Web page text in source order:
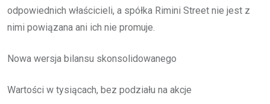
odpowiednich właścicieli, a spółka Rimini Street nie jest z
nimi powiązana ani ich nie promuje.
Nowa wersja bilansu skonsolidowanego
Wartości w tysiącach, bez podziału na akcje